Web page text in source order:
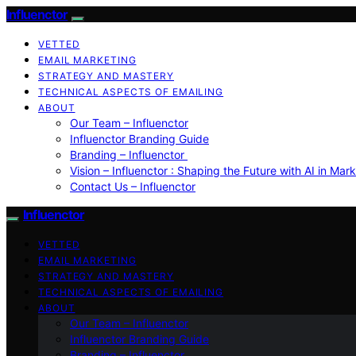
Influenctor
VETTED
EMAIL MARKETING
STRATEGY AND MASTERY
TECHNICAL ASPECTS OF EMAILING
ABOUT
Our Team – Influenctor
Influenctor Branding Guide
Branding – Influenctor
Vision – Influenctor : Shaping the Future with AI in
Contact Us – Influenctor
Influenctor
VETTED
EMAIL MARKETING
STRATEGY AND MASTERY
TECHNICAL ASPECTS OF EMAILING
ABOUT
Our Team – Influenctor
Influenctor Branding Guide